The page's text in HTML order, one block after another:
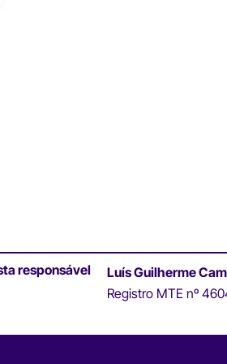
responsável
Luís Guilherme
Registro MTE nº